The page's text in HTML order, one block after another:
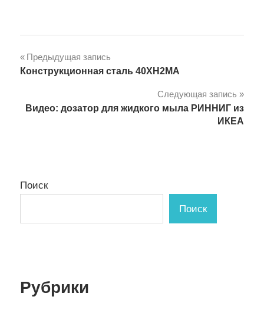
Навигация
записям
Предыдущая запись
Конструкционная сталь 40ХН2МА
Следующая запись
Видео: дозатор для жидкого мыла РИННИГ из
ИКЕА
Поиск
Поиск
Рубрики